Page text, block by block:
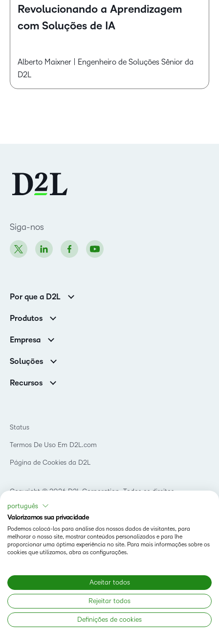
Revolucionando a Aprendizagem
com Soluções de IA
Alberto Maixner | Engenheiro de Soluções Sênior da
D2L
Siga-nos
Por que a D2L
Clientes de associações
Produtos
Serviços e suporte
Nuvem Brightspace
Empresa
Contato e unidades
Notícias
Soluções
Educação básica
Instituições de capacitação
Recursos
Comunidade
Copyright © 2026 D2L Corporation. Todos os direitos
reservados.
Status
Termos De Uso Em D2L.com
Página de Cookies da D2L
português
Valorizamos sua privacidade
Podemos colocá-los para análise dos nossos dados de visitantes, para
melhorar o nosso site, mostrar conteúdos personalizados e para lhe
proporcionar uma óptima experiência no site. Para mais informações sobre os
cookies que utilizamos, abra as configurações.
Aceitar todos
Rejeitar todos
Definições de cookies